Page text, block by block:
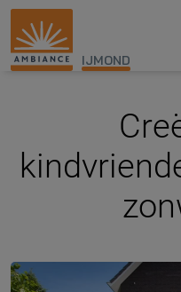
IJMOND